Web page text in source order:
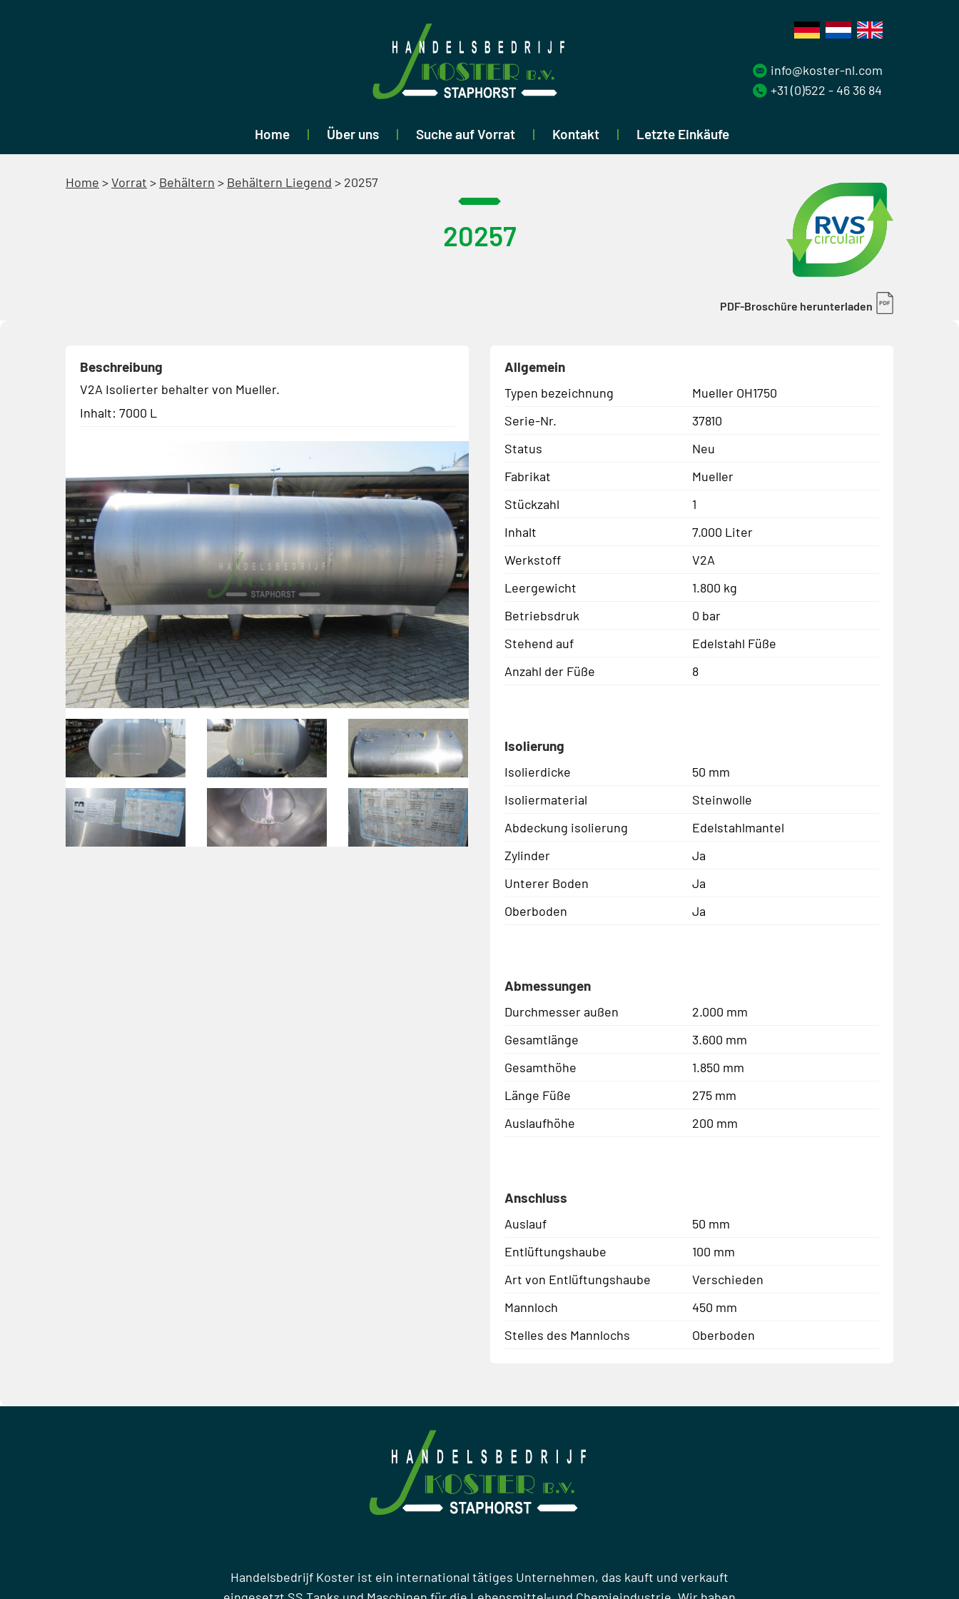
Home Über uns Suche auf Vorrat Kontakt Letzte Einkäufe
info@koster-nl.com
+31 (0)522 - 46 36 84
Home >Vorrat > Behältern > Behältern Liegend > 20257
20257
PDF-Broschüre herunterladen
Beschreibung
V2A Isolierter behalter von Mueller.
Inhalt: 7000 L
Allgemein
Typen bezeichnung
Mueller OH1750
Serie-Nr.
37810
Status
Neu
Fabrikat
Mueller
Stückzahl
1
Inhalt
7.000 Liter
Werkstoff
V2A
Leergewicht
1.800 kg
Betriebsdruk
0 bar
Stehend auf
Edelstahl Füße
Anzahl der Füße
8
Isolierung
Isolierdicke
50 mm
Isoliermaterial
Steinwolle
Abdeckung isolierung
Edelstahlmantel
Zylinder
Ja
Unterer Boden
Ja
Oberboden
Ja
Abmessungen
Durchmesser außen
2.000 mm
Gesamtlänge
3.600 mm
Gesamthöhe
1.850 mm
Länge Füße
275 mm
Auslaufhöhe
200 mm
Anschluss
Auslauf
50 mm
Entlüftungshaube
100 mm
Art von Entlüftungshaube
Verschieden
Mannloch
450 mm
Stelles des Mannlochs
Oberboden
Handelsbedrijf Koster ist ein international tätiges Unternehmen, das kauft und verkauft